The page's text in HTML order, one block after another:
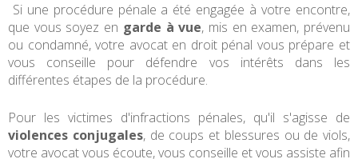
Si une procédure pénale a été engagée à votre encontre,
que vous soyez en garde à vue, mis en examen, prévenu
ou condamné, votre avocat en droit pénal vous prépare et
vous conseille pour défendre vos intérêts dans les
différentes étapes de la procédure.
Pour les victimes d'infractions pénales, qu'il s'agisse de
violences conjugales, de coups et blessures ou de viols,
votre avocat vous écoute, vous conseille et vous assiste afin